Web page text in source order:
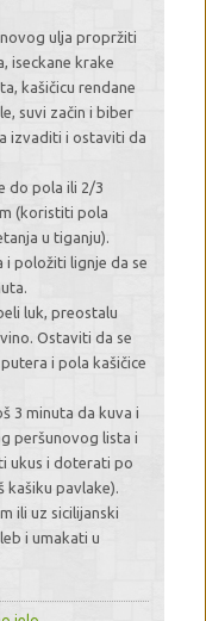
ulja propržiti
iseckane krake
kašičicu rendane
suvi začin i biber
izvaditi i ostaviti da
do pola ili 2/3
(koristiti pola
u tiganju).
i položiti lignje da se
luk, preostalu
Ostaviti da se
i pola kašičice
3 minuta da kuva i
peršunovog lista i
ukus i doterati po
pavlake).
ili uz sicilijanski
i umakati u